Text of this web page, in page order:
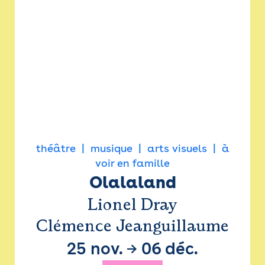
théâtre musique arts visuels
à
voir en famille
Olalaland
Lionel Dray
Clémence Jeanguillaume
25 nov. → 06 déc.